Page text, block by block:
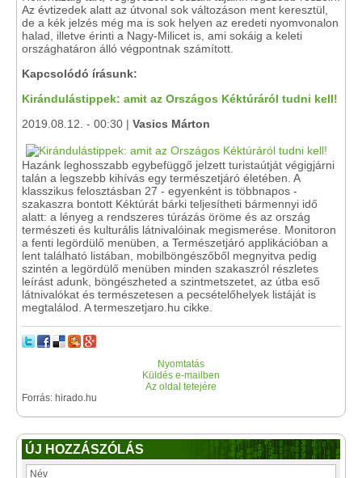
Az évtizedek alatt az útvonal sok változáson ment keresztül,
de a kék jelzés még ma is sok helyen az eredeti nyomvonalon
halad, illetve érinti a Nagy-Milicet is, ami sokáig a keleti
országhatáron álló végpontnak számított.
Kapcsolódó írásunk:
Kirándulástippek: amit az Országos Kéktúráról tudni kell!
2019.08.12. - 00:30 | Vasics Márton
Hazánk leghosszabb egybefüggő jelzett turistaútját végigjárni
talán a legszebb kihívás egy természetjáró életében. A
klasszikus felosztásban 27 - egyenként is többnapos -
szakaszra bontott Kéktúrát bárki teljesítheti bármennyi idő
alatt: a lényeg a rendszeres túrázás öröme és az ország
természeti és kulturális látnivalóinak megismerése. Monitoron
a fenti legördülő menüben, a Természetjáró applikációban a
lent található listában, mobilböngészőből megnyitva pedig
szintén a legördülő menüben minden szakaszról részletes
leírást adunk, böngészheted a szintmetszetet, az útba eső
látnivalókat és természetesen a pecsételőhelyek listáját is
megtalálod. A termeszetjaro.hu cikke.
Nyomtatás
Küldés e-mailben
Az oldal tetejére
Forrás: hirado.hu
ÚJ HOZZÁSZÓLÁS